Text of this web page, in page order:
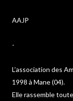
AAJP
-
L’association des
1998 à Mane (04).
Elle rassemble